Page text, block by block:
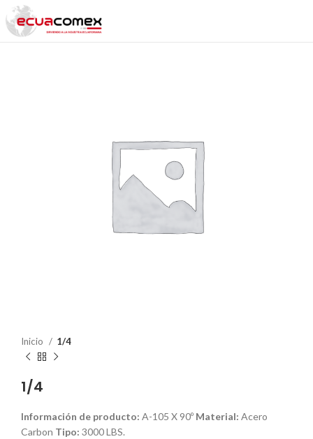
Inicio 1/4
1/4
Información de producto: A-105 X 90º Material: Acero
Carbon Tipo: 3000 LBS.